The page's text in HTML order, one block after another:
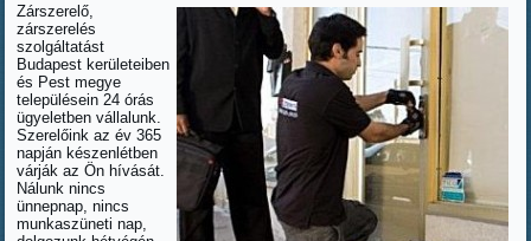
Zárszerelő,
zárszerelés
szolgáltatást
Budapest kerületeiben
és Pest megye
településein 24 órás
ügyeletben vállalunk.
Szerelőink az év 365
napján készenlétben
várják az Ön hívását.
Nálunk nincs
ünnepnap, nincs
munkaszüneti nap,